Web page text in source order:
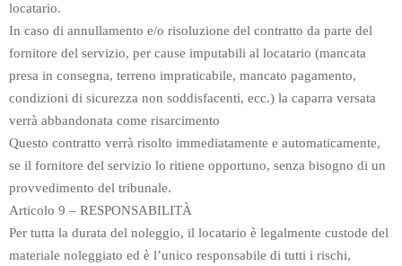
locatario.
In caso di annullamento e/o risoluzione del contratto da parte del
fornitore del servizio, per cause imputabili al locatario (mancata
presa in consegna, terreno impraticabile, mancato pagamento,
condizioni di sicurezza non soddisfacenti, ecc.) la caparra versata
verrà abbandonata come risarcimento
Questo contratto verrà risolto immediatamente e automaticamente,
se il fornitore del servizio lo ritiene opportuno, senza bisogno di un
provvedimento del tribunale.
Articolo 9 – RESPONSABILITÀ
Per tutta la durata del noleggio, il locatario è legalmente custode del
materiale noleggiato ed è l’unico responsabile di tutti i rischi,